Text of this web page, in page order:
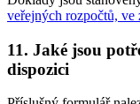
veřejných rozpočtů, ve
11. Jaké jsou
dispozici